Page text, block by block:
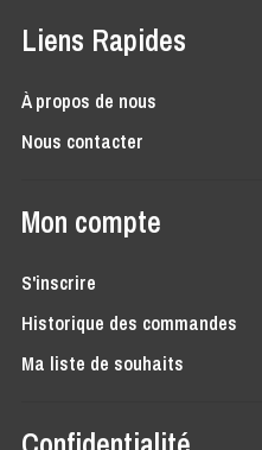
Liens Rapides
À propos de nous
Nous contacter
Mon compte
S'inscrire
Historique des commandes
Ma liste de souhaits